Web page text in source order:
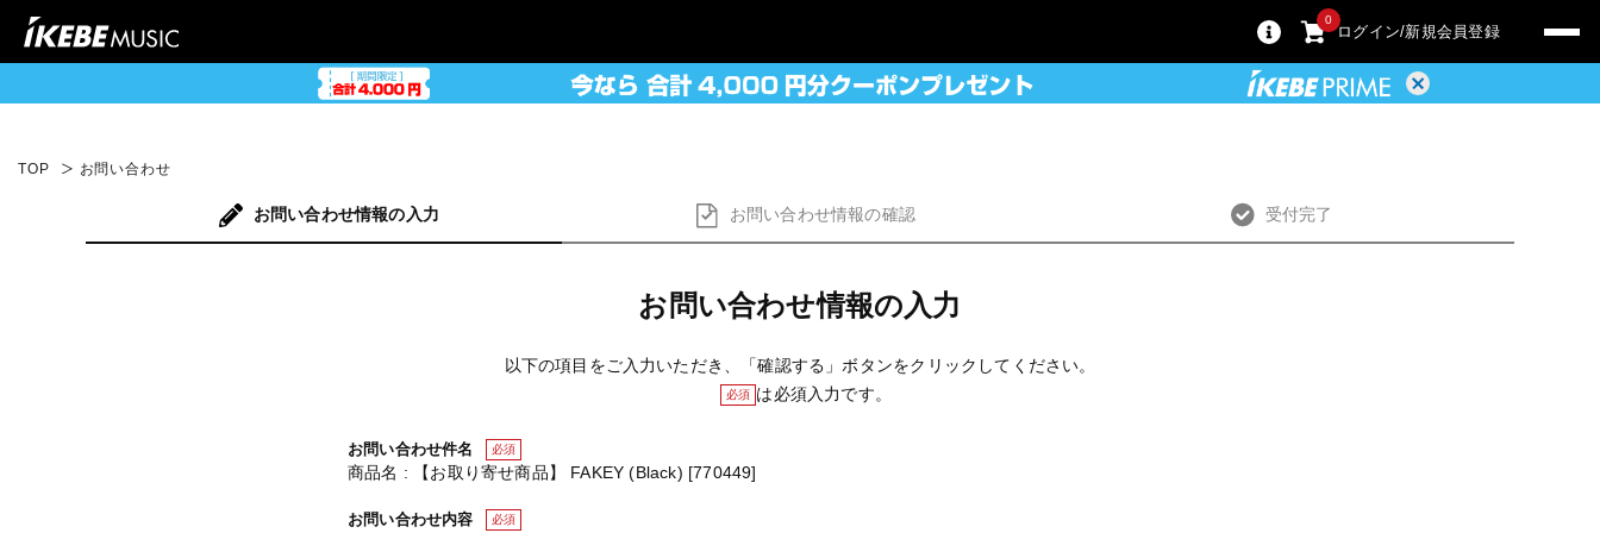
0
ログイン 新規会員登録
TOP お問い合わせ
お問い合わせ情報の入力 お問い合わせ情報の確認 受付完了
お問い合わせ情報の入力
以下の項目をご入力いただき、「確認する」ボタンをクリックしてください。
必須 は必須入力です。
お問い合わせ件名 必須
商品名 : 【お取り寄せ商品】 FAKEY (Black) [770449]
お問い合わせ内容 必須